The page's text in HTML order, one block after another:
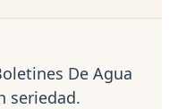
De Agua
seriedad.